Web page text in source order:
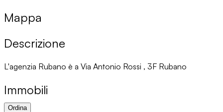
Mappa
Descrizione
L'agenzia Rubano è a Via Antonio Rossi , 3F Rubano
Immobili
Ordina